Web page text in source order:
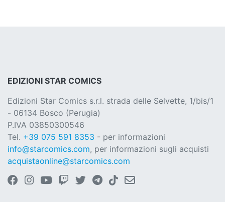
EDIZIONI STAR COMICS
Edizioni Star Comics s.r.l. strada delle Selvette, 1/bis/1
- 06134 Bosco (Perugia)
P.IVA 03850300546
Tel. +39 075 591 8353 - per informazioni
info@starcomics.com, per informazioni sugli acquisti
acquistaonline@starcomics.com